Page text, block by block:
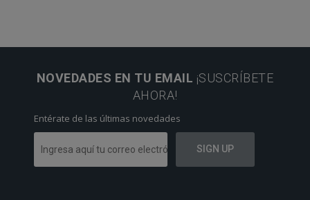
NOVEDADES EN TU EMAIL ¡SUSCRÍBETE
AHORA!
Entérate de las últimas novedades